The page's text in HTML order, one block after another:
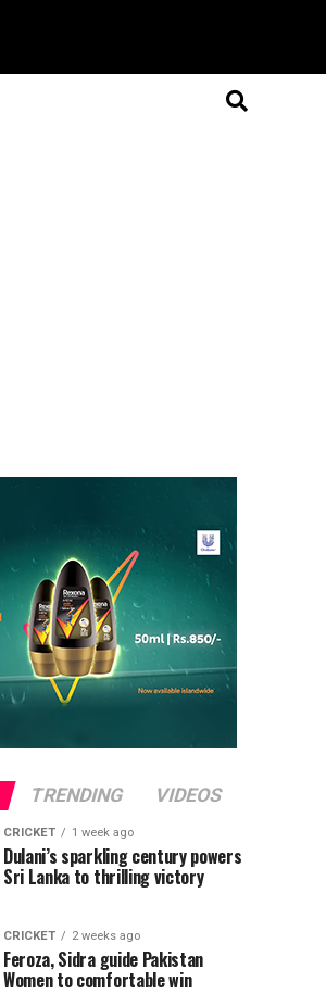
TRENDING VIDEOS
CRICKET 1 week ago
Dulani’s sparkling century powers
Sri Lanka to thrilling victory
CRICKET 2 weeks ago
Feroza, Sidra guide Pakistan
Women to comfortable win